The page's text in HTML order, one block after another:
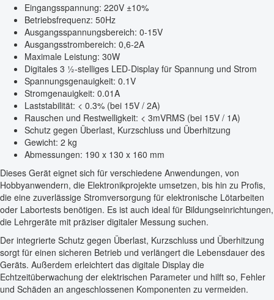
Eingangsspannung: 220V ±10%
Betriebsfrequenz: 50Hz
Ausgangsspannungsbereich: 0-15V
Ausgangsstrombereich: 0,6-2A
Maximale Leistung: 30W
Digitales 3 ½-stelliges LED-Display für Spannung und Strom
Spannungsgenauigkeit: 0.1V
Stromgenauigkeit: 0.01A
Laststabilität: < 0.3% (bei 15V / 2A)
Rauschen und Restwelligkeit: < 3mVRMS (bei 15V / 1A)
Schutz gegen Überlast, Kurzschluss und Überhitzung
Gewicht: 2 kg
Abmessungen: 190 x 130 x 160 mm
Dieses Gerät eignet sich für verschiedene Anwendungen, von
Hobbyanwendern, die Elektronikprojekte umsetzen, bis hin zu Profis,
die eine zuverlässige Stromversorgung für elektronische Lötarbeiten
oder Labortests benötigen. Es ist auch ideal für Bildungseinrichtungen,
die Lehrgeräte mit präziser digitaler Messung suchen.
Der integrierte Schutz gegen Überlast, Kurzschluss und Überhitzung
sorgt für einen sicheren Betrieb und verlängert die Lebensdauer des
Geräts. Außerdem erleichtert das digitale Display die
Echtzeitüberwachung der elektrischen Parameter und hilft so, Fehler
und Schäden an angeschlossenen Komponenten zu vermeiden.